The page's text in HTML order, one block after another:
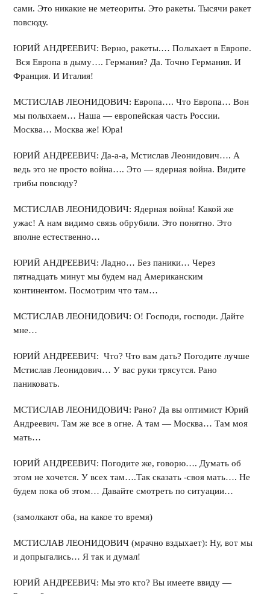
сами. Это никакие не метеориты. Это ракеты. Тысячи ракет
повсюду.
ЮРИЙ АНДРЕЕВИЧ: Верно, ракеты.… Полыхает в Европе.
Вся Европа в дыму…. Германия? Да. Точно Германия. И
Франция. И Италия!
МСТИСЛАВ ЛЕОНИДОВИЧ: Европа…. Что Европа… Вон
мы полыхаем… Наша — европейская часть России.
Москва… Москва же! Юра!
ЮРИЙ АНДРЕЕВИЧ: Да-а-а, Мстислав Леонидович…. А
ведь это не просто война…. Это — ядерная война. Видите
грибы повсюду?
МСТИСЛАВ ЛЕОНИДОВИЧ: Ядерная война! Какой же
ужас! А нам видимо связь обрубили. Это понятно. Это
вполне естественно…
ЮРИЙ АНДРЕЕВИЧ: Ладно… Без паники… Через
пятнадцать минут мы будем над Американским
континентом. Посмотрим что там…
МСТИСЛАВ ЛЕОНИДОВИЧ: О! Господи, господи. Дайте
мне…
ЮРИЙ АНДРЕЕВИЧ: Что? Что вам дать? Погодите лучше
Мстислав Леонидович… У вас руки трясутся. Рано
паниковать.
МСТИСЛАВ ЛЕОНИДОВИЧ: Рано? Да вы оптимист Юрий
Андреевич. Там же все в огне. А там — Москва… Там моя
мать…
ЮРИЙ АНДРЕЕВИЧ: Погодите же, говорю…. Думать об
этом не хочется. У всех там….Так сказать -своя мать…. Не
будем пока об этом… Давайте смотреть по ситуации…
(замолкают оба, на какое то время)
МСТИСЛАВ ЛЕОНИДОВИЧ (мрачно вздыхает): Ну, вот мы
и допрыгались… Я так и думал!
ЮРИЙ АНДРЕЕВИЧ: Мы это кто? Вы имеете ввиду —